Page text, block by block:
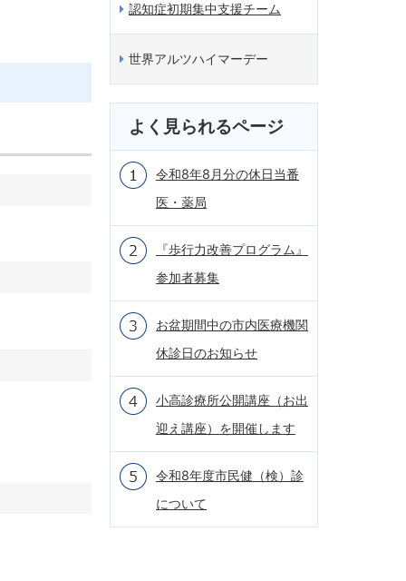
認知症初期集中支援チーム
世界アルツハイマーデー
よく見られるページ
令和8年8月分の休日当番
医・薬局
『歩行力改善プログラム』
参加者募集
お盆期間中の市内医療機関
休診日のお知らせ
小高診療所公開講座（お出
迎え講座）を開催します
令和8年度市民健（検）診
について